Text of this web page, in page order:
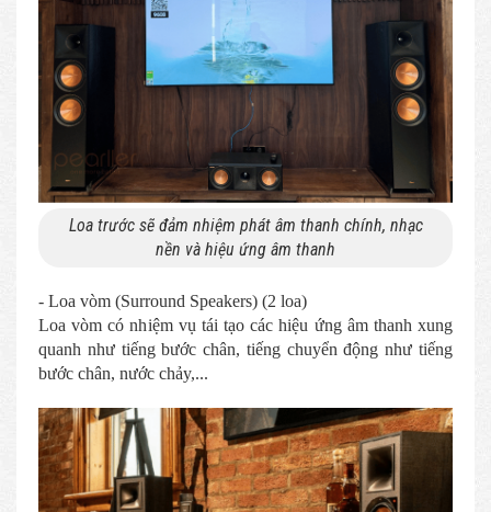
Loa trước sẽ đảm nhiệm phát âm thanh chính, nhạc
nền và hiệu ứng âm thanh
- Loa vòm (Surround Speakers) (2 loa)
Loa vòm có nhiệm vụ tái tạo các hiệu ứng âm thanh xung
quanh như tiếng bước chân, tiếng chuyển động như tiếng
bước chân, nước chảy,...